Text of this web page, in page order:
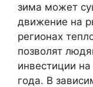
зима может
движение на
регионах
позволят
инвестиции
года. В